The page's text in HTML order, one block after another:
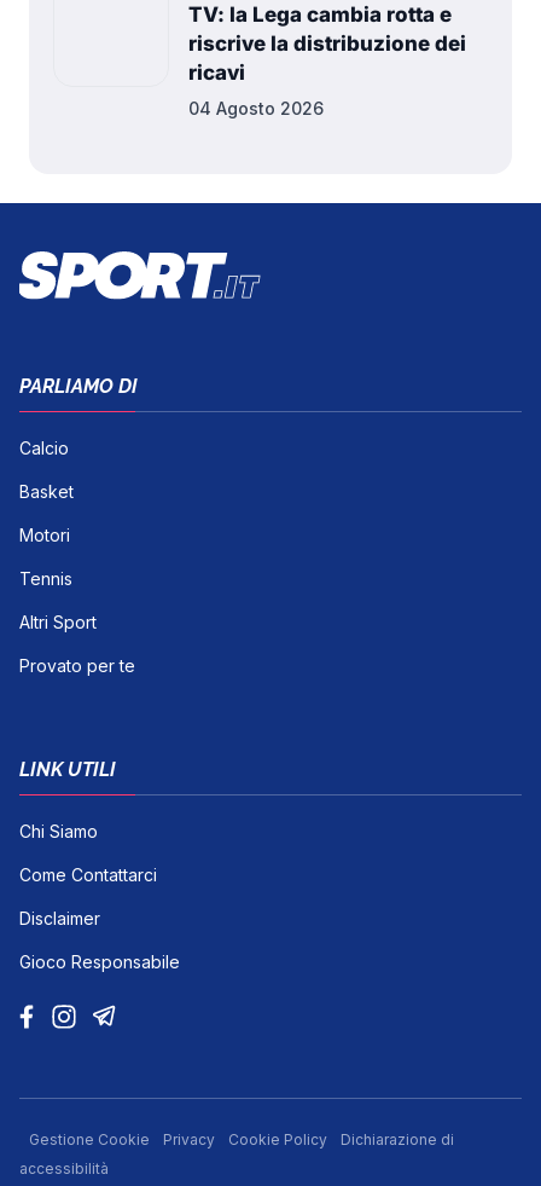
TV: la Lega cambia rotta e
riscrive la distribuzione dei
ricavi
04 Agosto 2026
PARLIAMO DI
Calcio
Basket
Motori
Tennis
Altri Sport
Provato per te
LINK UTILI
Chi Siamo
Come Contattarci
Disclaimer
Gioco Responsabile
Gestione Cookie Privacy Cookie Policy
Dichiarazione di
accessibilità